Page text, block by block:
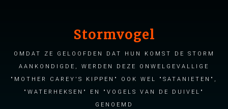
Stormvogel
Omdat ze geloofden dat hun komst de storm
aankondigde, werden deze onwelgevallige
"Mother Carey's kippen" ook wel "satanieten",
"waterheksen" en "vogels van de duivel"
genoemd